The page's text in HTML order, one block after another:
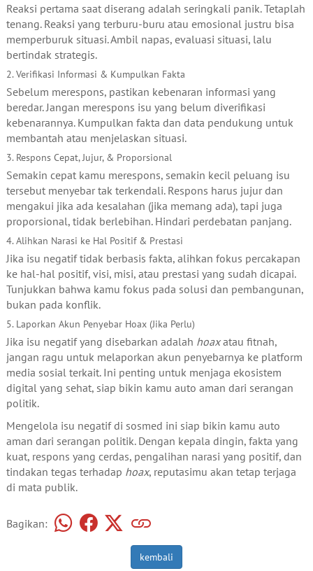
Reaksi pertama saat diserang adalah seringkali panik. Tetaplah
tenang. Reaksi yang terburu-buru atau emosional justru bisa
memperburuk situasi. Ambil napas, evaluasi situasi, lalu
bertindak strategis.
2. Verifikasi Informasi & Kumpulkan Fakta
Sebelum merespons, pastikan kebenaran informasi yang
beredar. Jangan merespons isu yang belum diverifikasi
kebenarannya. Kumpulkan fakta dan data pendukung untuk
membantah atau menjelaskan situasi.
3. Respons Cepat, Jujur, & Proporsional
Semakin cepat kamu merespons, semakin kecil peluang isu
tersebut menyebar tak terkendali. Respons harus jujur dan
mengakui jika ada kesalahan (jika memang ada), tapi juga
proporsional, tidak berlebihan. Hindari perdebatan panjang.
4. Alihkan Narasi ke Hal Positif & Prestasi
Jika isu negatif tidak berbasis fakta, alihkan fokus percakapan
ke hal-hal positif, visi, misi, atau prestasi yang sudah dicapai.
Tunjukkan bahwa kamu fokus pada solusi dan pembangunan,
bukan pada konflik.
5. Laporkan Akun Penyebar Hoax (Jika Perlu)
Jika isu negatif yang disebarkan adalah hoaxatau fitnah,
jangan ragu untuk melaporkan akun penyebarnya ke platform
media sosial terkait. Ini penting untuk menjaga ekosistem
digital yang sehat, siap bikin kamu auto aman dari serangan
politik.
Mengelola isu negatif di sosmed ini siap bikin kamu auto
aman dari serangan politik. Dengan kepala dingin, fakta yang
kuat, respons yang cerdas, pengalihan narasi yang positif, dan
tindakan tegas terhadap hoax, reputasimu akan tetap terjaga
di mata publik.
Bagikan:
kembali